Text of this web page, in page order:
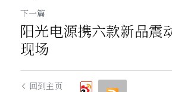
下一篇
阳光电源携六款新品震
现场
回到主页